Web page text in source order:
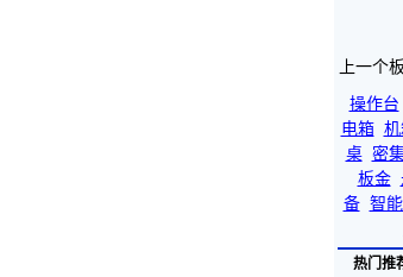
上一个
操作台
电箱
桌 密
板金
备 智
热门推